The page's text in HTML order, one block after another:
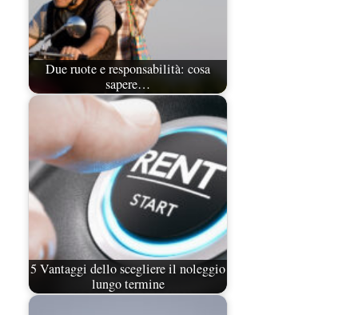
Due ruote e responsabilità: cosa
sapere…
5 Vantaggi dello scegliere il noleggio
lungo termine